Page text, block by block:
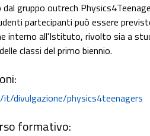
gruppo outrech
partecipanti può essere
interno all'Istituto, rivolto sia a
classi del primo biennio.
divulgazione/physics4teenagers
formativo: